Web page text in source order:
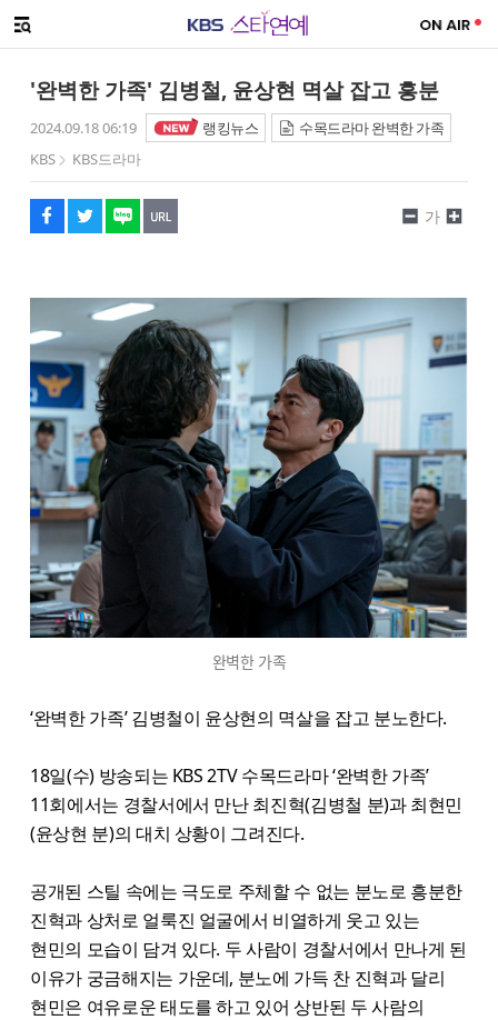
메뉴 열기
'완벽한 가족' 김병철, 윤상현 멱살 잡고 흥분
2024.09.18 06:19 랭킹뉴스
수목드라마 완벽한 가족
KBS
KBS드라마
페이스북
트위터
네이버
URL복사
글씨 작게보기
가
글씨 크게보기
완벽한 가족
‘완벽한 가족’ 김병철이 윤상현의 멱살을 잡고 분노한다.
18일(수) 방송되는 KBS 2TV 수목드라마 ‘완벽한 가족’
11회에서는 경찰서에서 만난 최진혁(김병철 분)과 최현민
(윤상현 분)의 대치 상황이 그려진다.
공개된 스틸 속에는 극도로 주체할 수 없는 분노로 흥분한
진혁과 상처로 얼룩진 얼굴에서 비열하게 웃고 있는
현민의 모습이 담겨 있다. 두 사람이 경찰서에서 만나게 된
이유가 궁금해지는 가운데, 분노에 가득 찬 진혁과 달리
현민은 여유로운 태도를 하고 있어 상반된 두 사람의